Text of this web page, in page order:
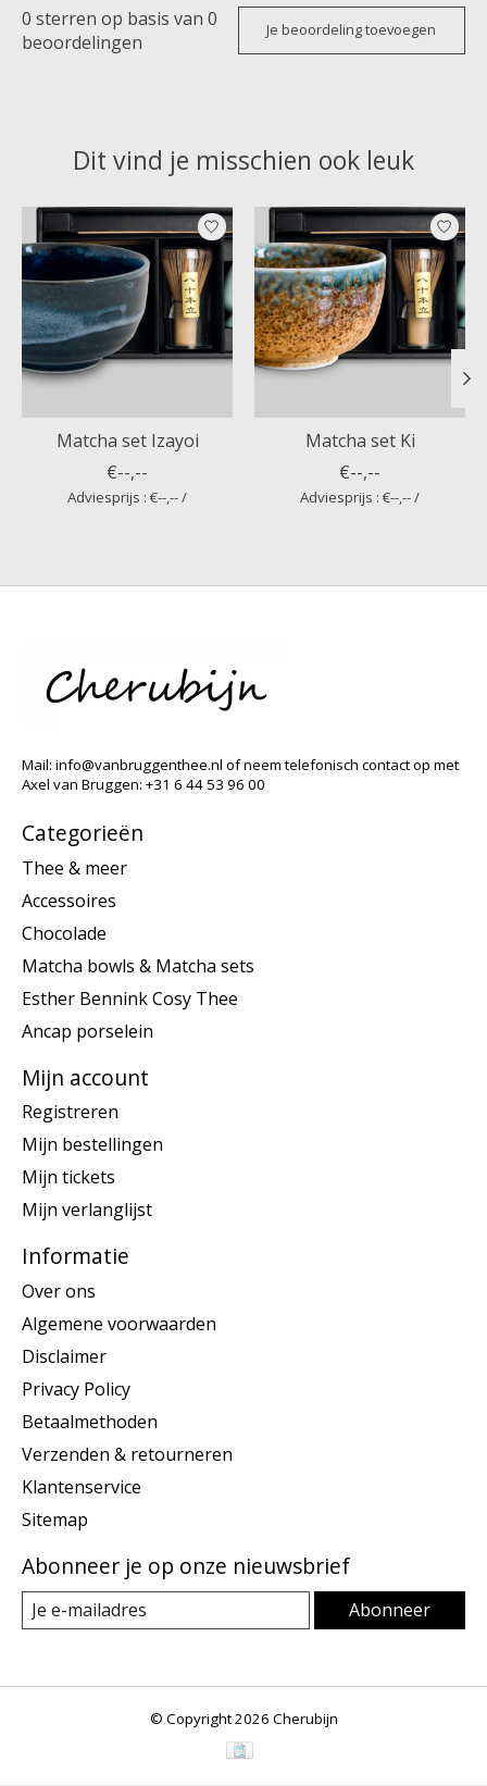
0 sterren op basis van 0
beoordelingen
Je beoordeling toevoegen
Dit vind je misschien ook leuk
Items van productcarrousel
Matcha set Izayoi
€--,--
Adviesprijs : €--,-- /
Matcha set Ki
€--,--
Adviesprijs : €--,-- /
Mail: info@vanbruggenthee.nl of neem telefonisch contact op met
Axel van Bruggen: +31 6 44 53 96 00
Categorieën
Thee & meer
Accessoires
Chocolade
Matcha bowls & Matcha sets
Esther Bennink Cosy Thee
Ancap porselein
Mijn account
Registreren
Mijn bestellingen
Mijn tickets
Mijn verlanglijst
Informatie
Over ons
Algemene voorwaarden
Disclaimer
Privacy Policy
Betaalmethoden
Verzenden & retourneren
Klantenservice
Sitemap
Abonneer je op onze nieuwsbrief
Abonneer
© Copyright 2026 Cherubijn